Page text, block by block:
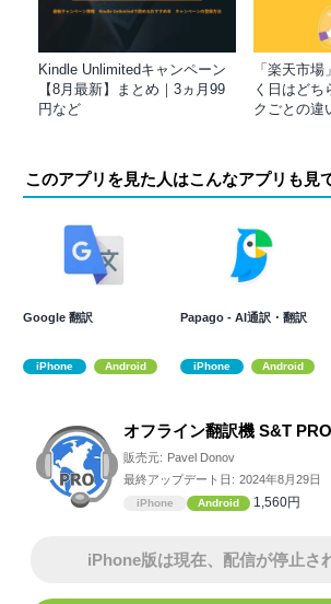
Kindle Unlimitedキャンペーン
【8月最新】まとめ｜3ヵ月99
円など
「楽天市
く日はどち
クごとの違
このアプリを見た人はこんなアプリも見
Google 翻訳
iPhone Android
Papago - AI通訳・翻訳
iPhone Android
オフライン翻訳機 S&T PRO
販売元: Pavel Donov
最終アップデート日: 2024年8月29日
iPhone Android 1,560円
iPhone版は現在、配信が停止さ